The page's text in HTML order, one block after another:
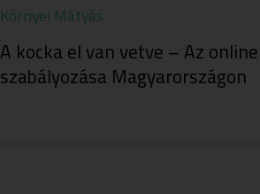
Környei Mátyás
A kocka el van vetve – Az
szabályozása Magyarországon